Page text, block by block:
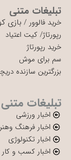
تبلیغات متنی
خرید فالوور / بازی
رپورتاژ/ کیت اعتیاد
خرید رپورتاژ
سم برای موش
بزرگترین سازنده
تبلیغات متنی
اخبار ورزشی
اخبار فرهنگ وهنر
اخبار تکنولوژی
اخبار کسب و کار